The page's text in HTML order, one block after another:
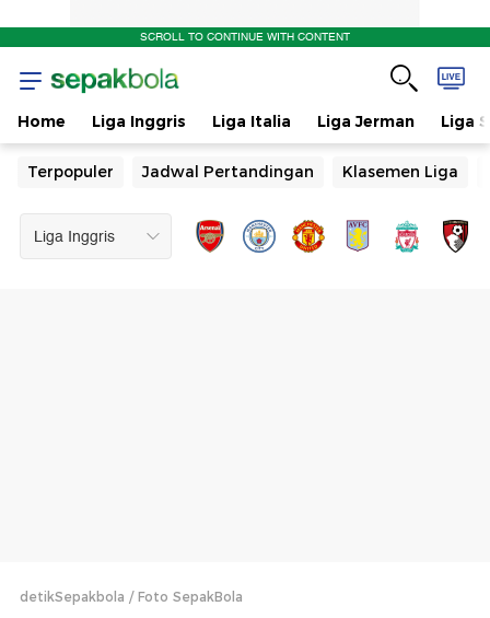
SCROLL TO CONTINUE WITH CONTENT
Home Liga Inggris Liga Italia Liga Jerman Liga
Terpopuler Jadwal Pertandingan Klasemen Liga
detikSepakbola Foto SepakBola